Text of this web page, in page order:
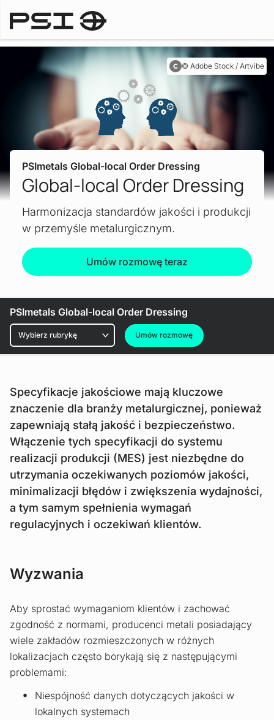
Praktyczne zastosowania
Adobe Stock / Artvibe
PSImetals Global-local Order Dressing
Global-local Order Dressing
Harmonizacja standardów jakości i produkcji
w przemyśle metalurgicznym.
Umów rozmowę teraz
PSImetals Global-local Order Dressing
Umów rozmowę
Specyfikacje jakościowe mają kluczowe
znaczenie dla branży metalurgicznej, ponieważ
zapewniają stałą jakość i bezpieczeństwo.
Włączenie tych specyfikacji do systemu
realizacji produkcji (MES) jest niezbędne do
utrzymania oczekiwanych poziomów jakości,
minimalizacji błędów i zwiększenia wydajności,
a tym samym spełnienia wymagań
regulacyjnych i oczekiwań klientów.
Wyzwania
Aby sprostać wymaganiom klientów i zachować
zgodność z normami, producenci metali posiadający
wiele zakładów rozmieszczonych w różnych
lokalizacjach często borykają się z następującymi
problemami:
Niespójność danych dotyczących jakości w
lokalnych systemach